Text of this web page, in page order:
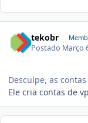
tekobr
Postado Março
Desculpe, as
Ele cria contas de